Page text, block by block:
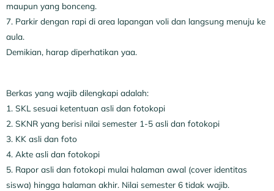
maupun yang bonceng.
7. Parkir dengan rapi di area lapangan voli dan langsung menuju ke
aula.
Demikian, harap diperhatikan yaa.
Berkas yang wajib dilengkapi adalah:
1. SKL sesuai ketentuan asli dan fotokopi
2. SKNR yang berisi nilai semester 1-5 asli dan fotokopi
3. KK asli dan foto
4. Akte asli dan fotokopi
5. Rapor asli dan fotokopi mulai halaman awal (cover identitas
siswa) hingga halaman akhir. Nilai semester 6 tidak wajib.